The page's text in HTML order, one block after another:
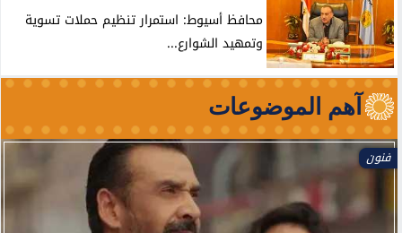
محافظ أسيوط: استمرار تنظيم حملات تسوية
وتمهيد الشوارع...
آهم الموضوعات
فنون